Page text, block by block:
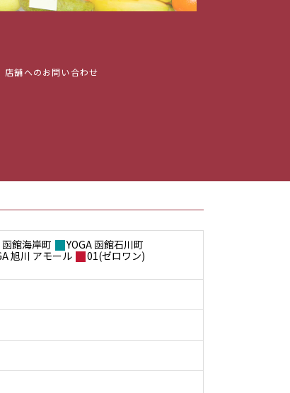
店舗へのお問い合わせ
函館海岸町
YOGA 函館石川町
旭川 アモール
01(ゼロワン)